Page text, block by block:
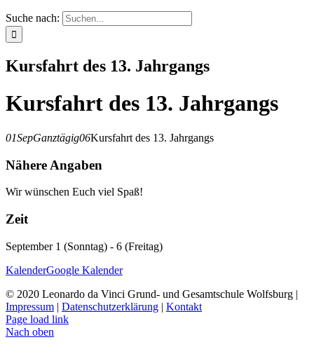
Suche nach:
Kursfahrt des 13. Jahrgangs
Kursfahrt des 13. Jahrgangs
01SepGanztägig06Kursfahrt des 13. Jahrgangs
Nähere Angaben
Wir wünschen Euch viel Spaß!
Zeit
September 1 (Sonntag) - 6 (Freitag)
KalenderGoogle Kalender
© 2020 Leonardo da Vinci Grund- und Gesamtschule Wolfsburg |
Impressum | Datenschutzerklärung | Kontakt
Page load link
Nach oben